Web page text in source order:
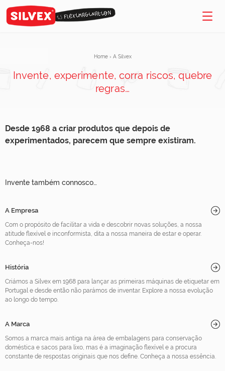
Home › A Silvex
Invente, experimente, corra riscos, quebre
regras…
Desde 1968 a criar produtos que depois de
experimentados, parecem que sempre existiram.
Invente também connosco…
A Empresa
Com o propósito de facilitar a vida e descobrir novas soluções, a nossa
atitude flexível e inconformista, dita a nossa maneira de estar e operar.
Conheça-nos!
História
Criámos a Silvex em 1968 para lançar as primeiras máquinas de etiquetar em
Portugal e desde então não parámos de inventar. Explore a nossa evolução
ao longo do tempo.
A Marca
Somos a marca mais antiga na área de embalagens para conservação
doméstica e sacos para lixo, mas é a imaginação flexível e a procura
constante de respostas originais que nos define. Conheça a nossa essência.